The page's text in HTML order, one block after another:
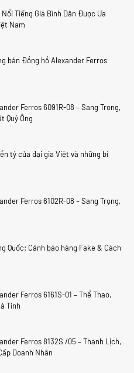
Tiếng Giá Bình Dân Được Ưa
Nam
bán Đồng hồ Alexander Ferros
Ferros 6091R-08 – Sang Trọng,
Quý Ông
tỷ của đại gia Việt và những bí
Ferros 6102R-08 – Sang Trọng,
Quốc: Cảnh báo hàng Fake & Cách
Ferros 6161S-01 – Thể Thao,
Tính
Ferros 8132S /05 – Thanh Lịch,
Doanh Nhân